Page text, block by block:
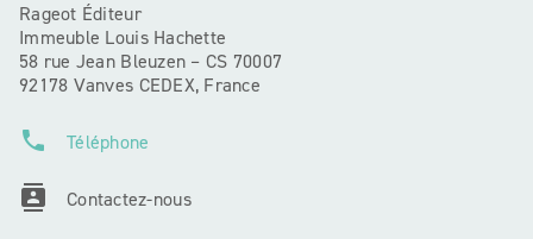
Rageot Éditeur
Immeuble Louis Hachette
58 rue Jean Bleuzen – CS 70007
92178 Vanves CEDEX, France
phone Téléphone
contacts Contactez-nous